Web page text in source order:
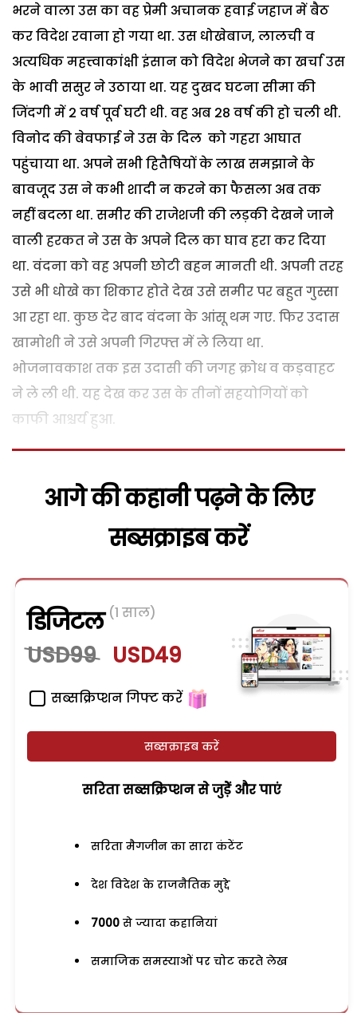
भरने वाला उस का वह प्रेमी अचानक हवाई जहाज में बैठ
कर विदेश रवाना हो गया था. उस धोखेबाज, लालची व
अत्यधिक महत्त्वाकांक्षी इंसान को विदेश भेजने का खर्चा उस
के भावी ससुर ने उठाया था. यह दुखद घटना सीमा की
जिंदगी में 2 वर्ष पूर्व घटी थी. वह अब 28 वर्ष की हो चली थी.
विनोद की बेवफाई ने उस के दिल को गहरा आघात
पहुंचाया था. अपने सभी हितैषियों के लाख समझाने के
बावजूद उस ने कभी शादी न करने का फैसला अब तक
नहीं बदला था. समीर की राजेशजी की लड़की देखने जाने
वाली हरकत ने उस के अपने दिल का घाव हरा कर दिया
था. वंदना को वह अपनी छोटी बहन मानती थी. अपनी तरह
उसे भी धोखे का शिकार होते देख उसे समीर पर बहुत गुस्सा
आ रहा था. कुछ देर बाद वंदना के आंसू थम गए. फिर उदास
खामोशी ने उसे अपनी गिरफ्त में ले लिया था.
भोजनावकाश तक इस उदासी की जगह क्रोध व कड़वाहट
ने ले ली थी. यह देख कर उस के तीनों सहयोगियों को
काफी आश्चर्य हुआ.
आगे की कहानी पढ़ने के लिए
सब्सक्राइब करें
डिजिटल (1 साल)
USD99 USD49
सब्सक्रिप्शन गिफ्ट करें
सब्सक्राइब करें
सरिता सब्सक्रिप्शन से जुड़ेें और पाएं
सरिता मैगजीन का सारा कंटेंट
देश विदेश के राजनैतिक मुद्दे
7000 से ज्यादा कहानियां
समाजिक समस्याओं पर चोट करते लेख